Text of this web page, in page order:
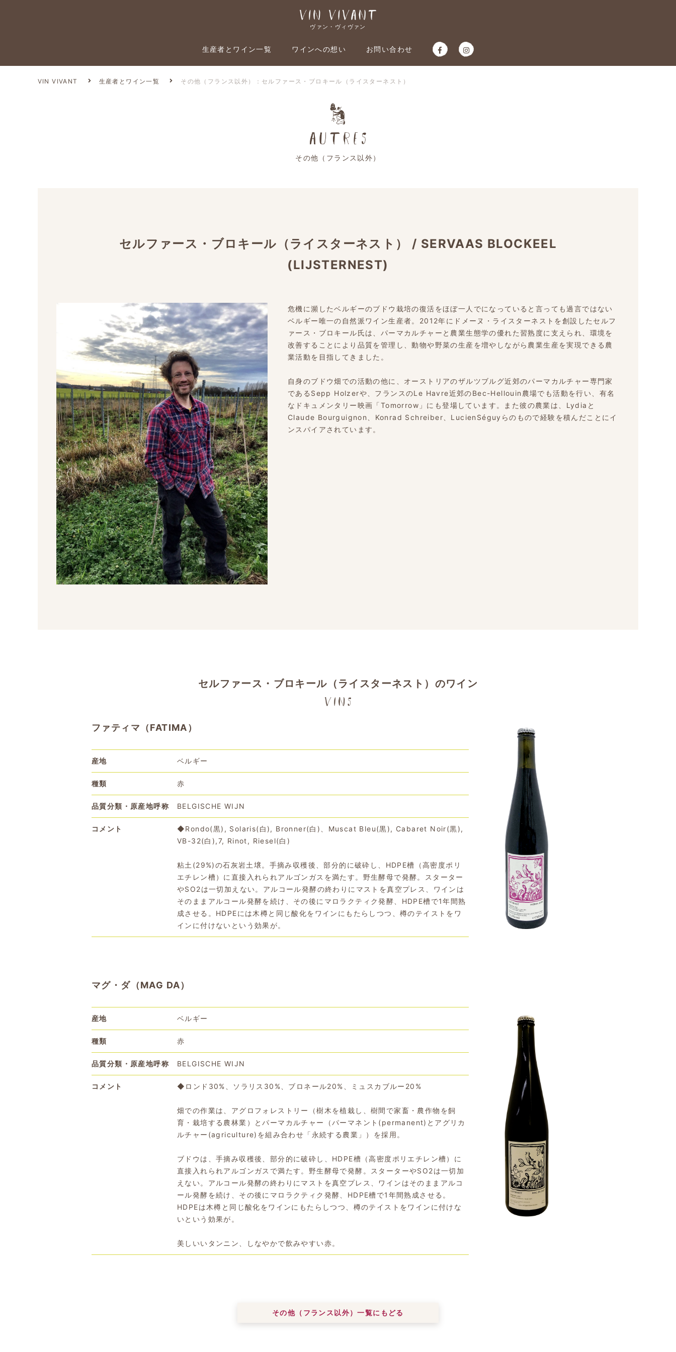
ヴァン・ヴィヴァン
生産者とワイン一覧 ワインへの想い お問い合わせ
VIN VIVANT 生産者とワイン一覧 その他（フランス以外）：セルファース・ブロキール（ライスターネスト）
その他（フランス以外）
セルファース・ブロキール（ライスターネスト） / SERVAAS BLOCKEEL
(LIJSTERNEST)
危機に瀕したベルギーのブドウ栽培の復活をほぼ一人でになっていると言っても過言ではない
ベルギー唯一の自然派ワイン生産者。2012年にドメーヌ・ライスターネストを創設したセルフ
ァース・ブロキール氏は、パーマカルチャーと農業生態学の優れた習熟度に支えられ、環境を
改善することにより品質を管理し、動物や野菜の生産を増やしながら農業生産を実現できる農
業活動を目指してきました。
自身のブドウ畑での活動の他に、オーストリアのザルツブルグ近郊のパーマカルチャー専門家
であるSepp Holzerや、フランスのLe Havre近郊のBec-Hellouin農場でも活動を行い、有名
なドキュメンタリー映画「Tomorrow」にも登場しています。また彼の農業は、Lydiaと
Claude Bourguignon、Konrad Schreiber、LucienSéguyらのもので経験を積んだことにイ
ンスパイアされています。
セルファース・ブロキール（ライスターネスト）のワイン
ファティマ（FATIMA）
産地 ベルギー
種類 赤
品質分類・原産地呼称 BELGISCHE WIJN
コメント
◆Rondo(黒), Solaris(白), Bronner(白)、Muscat Bleu(黒), Cabaret Noir(黒),
VB-32(白),7, Rinot, Riesel(白)
粘土(29%)の石灰岩土壌。手摘み収穫後、部分的に破砕し、HDPE槽（高密度ポリ
エチレン槽）に直接入れられアルゴンガスを満たす。野生酵母で発酵。スターター
やSO2は一切加えない。アルコール発酵の終わりにマストを真空プレス、ワインは
そのままアルコール発酵を続け、その後にマロラクティク発酵、HDPE槽で1年間熟
成させる。HDPEには木樽と同じ酸化をワインにもたらしつつ、樽のテイストをワ
インに付けないという効果が。
マグ・ダ（MAG DA）
産地 ベルギー
種類 赤
品質分類・原産地呼称 BELGISCHE WIJN
コメント ◆ロンド30%、ソラリス30%、ブロネール20%、ミュスカブルー20%
畑での作業は、アグロフォレストリー（樹木を植栽し、樹間で家畜・農作物を飼
育・栽培する農林業）とパーマカルチャー（パーマネント(permanent)とアグリカ
ルチャー(agriculture)を組み合わせ「永続する農業」）を採用。
ブドウは、手摘み収穫後、部分的に破砕し、HDPE槽（高密度ポリエチレン槽）に
直接入れられアルゴンガスで満たす。野生酵母で発酵。スターターやSO2は一切加
えない。アルコール発酵の終わりにマストを真空プレス、ワインはそのままアルコ
ール発酵を続け、その後にマロラクティク発酵、HDPE槽で1年間熟成させる。
HDPEは木樽と同じ酸化をワインにもたらしつつ、樽のテイストをワインに付けな
いという効果が。
美しいいタンニン、しなやかで飲みやすい赤。
その他（フランス以外）一覧にもどる